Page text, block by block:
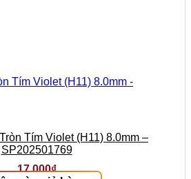
Tím Violet (H11) 8.0mm –
SP202501769
17.000₫